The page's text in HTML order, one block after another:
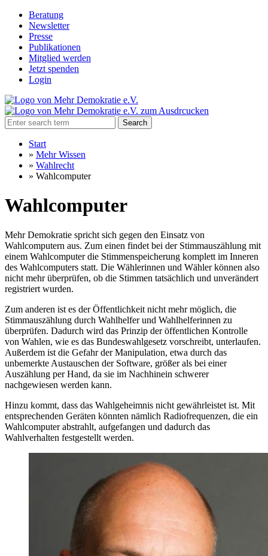
Beratung
Newsletter
Presse
Publikationen
Mitglied werden
Jetzt spenden
Login
Search
Start
» Mehr Wissen
» Wahlrecht
» Wahlcomputer
Wahlcomputer
Mehr Demokratie spricht sich gegen den Einsatz von
Wahlcomputern aus. Zum einen findet bei der Stimmauszählung mit
einem Wahlcomputer die Stimmenspeicherung komplett im Inneren
des Wahlcomputers statt. Die Wählerinnen und Wähler können also
nicht mehr überprüfen, ob die Stimmen tatsächlich und unverändert
registriert wurden.
Zum anderen ist es der Öffentlichkeit nicht mehr möglich, die
Stimmauszählung durch Wahlhelfer und Wahlhelferinnen zu
überprüfen. Dadurch wird das Prinzip der öffentlichen Kontrolle
von Wahlen, wie es das Bundeswahlgesetz vorschreibt, unterlaufen.
Außerdem ist die Gefahr der Manipulation, etwa durch das
unbemerkte Austauschen der Software, größer als bei einer
Auszählung per Hand, da sie im Nachhinein schwerer
nachgewiesen werden kann.
Hinzu kommt, dass das Wahlgeheimnis nicht gewährleistet ist. Mit
entsprechenden Geräten könnten nämlich Radiofrequenzen, die ein
Wahlcomputer abstrahlt, aufgefangen und dadurch das
Wahlverhalten festgestellt werden.